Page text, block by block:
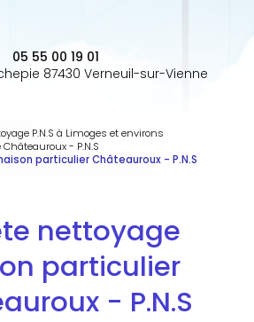
05 55 00 19 01
87430 Verneuil-sur-Vienne
P.N.S à Limoges et environs
- P.N.S
particulier Châteauroux - P.N.S
nettoyage
particulier
- P.N.S